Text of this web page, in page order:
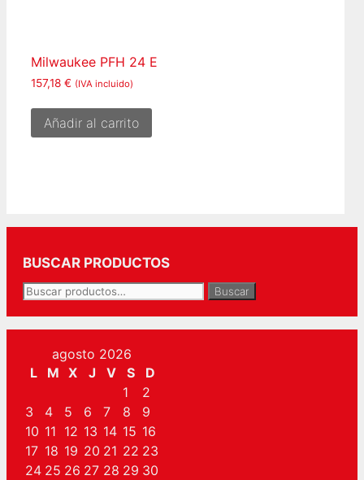
Milwaukee PFH 24 E
157,18 € (IVA incluido)
Añadir al carrito
BUSCAR PRODUCTOS
Buscar
por:
Buscar
agosto 2026
L
M X J V S D
1
2
3
4 5 6 7 8
9
10 11 12 13 14 15 16
17 18 19 20 21 22 23
24 25 26 27 28 29 30